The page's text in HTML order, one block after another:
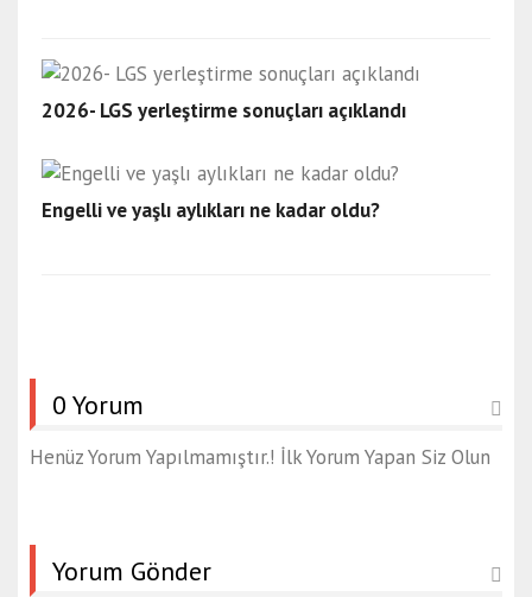
2026- LGS yerleştirme sonuçları açıklandı
Engelli ve yaşlı aylıkları ne kadar oldu?
0 Yorum
Henüz Yorum Yapılmamıştır.! İlk Yorum Yapan Siz Olun
Yorum Gönder